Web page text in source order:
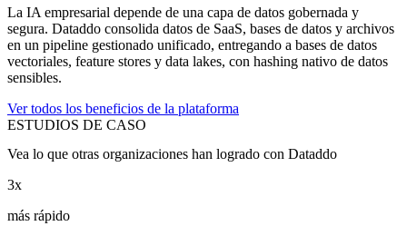
La IA empresarial depende de una capa de datos gobernada y
segura. Dataddo consolida datos de SaaS, bases de datos y archivos
en un pipeline gestionado unificado, entregando a bases de datos
vectoriales, feature stores y data lakes, con hashing nativo de datos
sensibles.
Ver todos los beneficios de la plataforma
ESTUDIOS DE CASO
Vea lo que otras organizaciones han logrado con Dataddo
3x
más rápido